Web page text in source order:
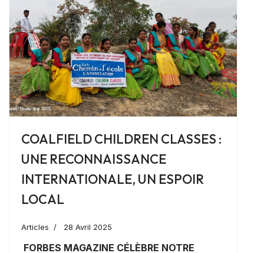
COALFIELD CHILDREN CLASSES :
UNE RECONNAISSANCE
INTERNATIONALE, UN ESPOIR
LOCAL
Articles 28 Avril 2025
FORBES MAGAZINE CÉLÈBRE NOTRE